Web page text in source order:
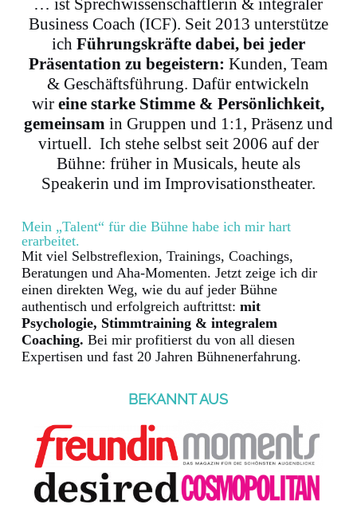
Business Coach (ICF). Seit 2013 unterstütze
ich Führungskräfte dabei, bei jeder
Präsentation zu begeistern:Kunden, Team
& Geschäftsführung. Dafür entwickeln
wireine starke Stimme & Persönlichkeit,
gemeinsam in Gruppen und 1:1, Präsenz und
virtuell. Ich stehe selbst seit 2006 auf der
Bühne: früher in Musicals, heute als
Speakerin und im Improvisationstheater.
Mein „Talent“ für die Bühne habe ich mir hart
erarbeitet.
Mit viel Selbstreflexion, Trainings, Coachings,
Beratungen und Aha-Momenten. Jetzt zeige ich dir
einen direkten Weg, wie du auf jeder Bühne
authentisch und erfolgreich auftrittst: mit
Psychologie, Stimmtraining & integralem
Coaching. Bei mir profitierst du von all diesen
Expertisen und fast 20 Jahren Bühnenerfahrung.
BEKANNT AUS